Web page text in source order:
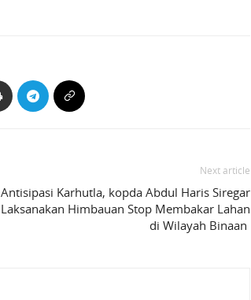
Next article
Antisipasi Karhutla, kopda Abdul Haris Siregar
Laksanakan Himbauan Stop Membakar Lahan
di Wilayah Binaan